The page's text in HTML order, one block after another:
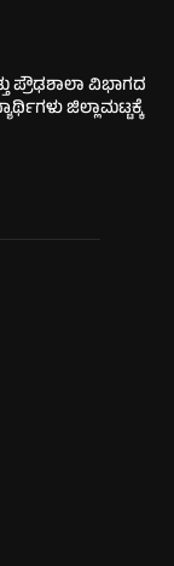
ಪ್ರೌಢಶಾಲಾ ವಿಭಾಗದ
ಜಿಲ್ಲಾಮಟ್ಟಕ್ಕೆ